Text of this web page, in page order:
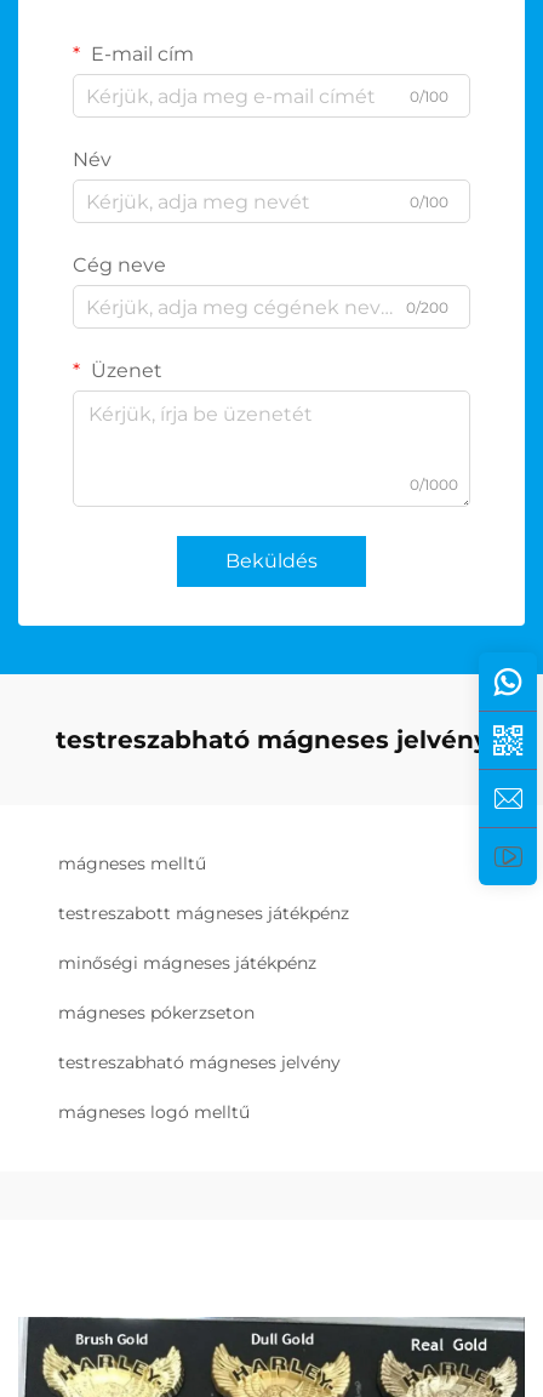
E-mail cím
0/100
Név
0/100
Cég neve
0/200
Üzenet
0/1000
Beküldés
testreszabható mágneses jelvény
mágneses melltű
testreszabott mágneses játékpénz
minőségi mágneses játékpénz
mágneses pókerzseton
testreszabható mágneses jelvény
mágneses logó melltű